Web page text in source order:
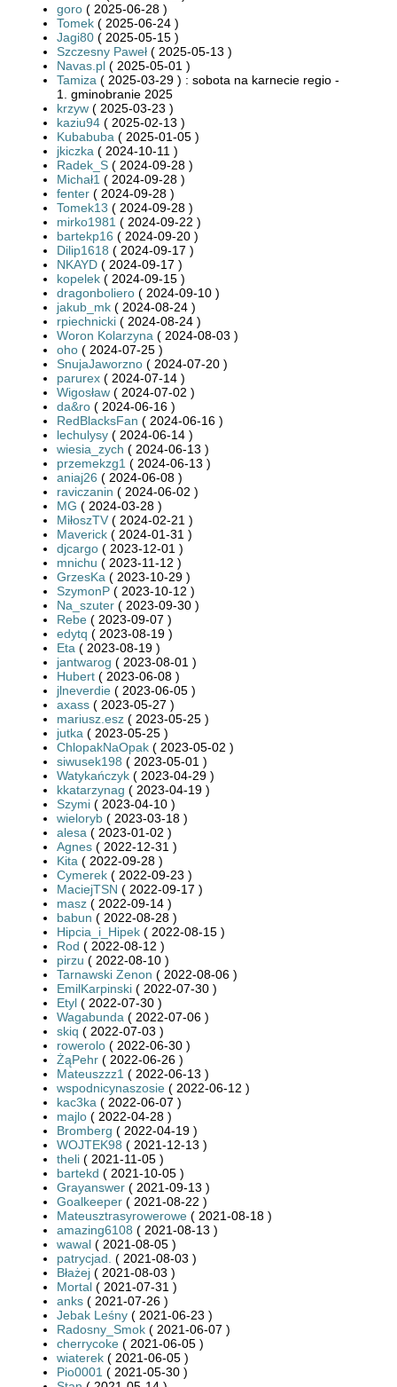
goro ( 2025-06-28 )
Tomek ( 2025-06-24 )
Jagi80 ( 2025-05-15 )
Szczesny Paweł ( 2025-05-13 )
Navas.pl ( 2025-05-01 )
Tamiza ( 2025-03-29 ) : sobota na karnecie regio -
1. gminobranie 2025
krzyw ( 2025-03-23 )
kaziu94 ( 2025-02-13 )
Kubabuba ( 2025-01-05 )
jkiczka ( 2024-10-11 )
Radek_S ( 2024-09-28 )
Michał1 ( 2024-09-28 )
fenter ( 2024-09-28 )
Tomek13 ( 2024-09-28 )
mirko1981 ( 2024-09-22 )
bartekp16 ( 2024-09-20 )
Dilip1618 ( 2024-09-17 )
NKAYD ( 2024-09-17 )
kopelek ( 2024-09-15 )
dragonboliero ( 2024-09-10 )
jakub_mk ( 2024-08-24 )
rpiechnicki ( 2024-08-24 )
Woron Kolarzyna ( 2024-08-03 )
oho ( 2024-07-25 )
SnujaJaworzno ( 2024-07-20 )
parurex ( 2024-07-14 )
Wigosław ( 2024-07-02 )
da&ro ( 2024-06-16 )
RedBlacksFan ( 2024-06-16 )
lechulysy ( 2024-06-14 )
wiesia_zych ( 2024-06-13 )
przemekzg1 ( 2024-06-13 )
aniaj26 ( 2024-06-08 )
raviczanin ( 2024-06-02 )
MG ( 2024-03-28 )
MiłoszTV ( 2024-02-21 )
Maverick ( 2024-01-31 )
djcargo ( 2023-12-01 )
mnichu ( 2023-11-12 )
GrzesKa ( 2023-10-29 )
SzymonP ( 2023-10-12 )
Na_szuter ( 2023-09-30 )
Rebe ( 2023-09-07 )
edytq ( 2023-08-19 )
Eta ( 2023-08-19 )
jantwarog ( 2023-08-01 )
Hubert ( 2023-06-08 )
jlneverdie ( 2023-06-05 )
axass ( 2023-05-27 )
mariusz.esz ( 2023-05-25 )
jutka ( 2023-05-25 )
ChlopakNaOpak ( 2023-05-02 )
siwusek198 ( 2023-05-01 )
Watykańczyk ( 2023-04-29 )
kkatarzynag ( 2023-04-19 )
Szymi ( 2023-04-10 )
wieloryb ( 2023-03-18 )
alesa ( 2023-01-02 )
Agnes ( 2022-12-31 )
Kita ( 2022-09-28 )
Cymerek ( 2022-09-23 )
MaciejTSN ( 2022-09-17 )
masz ( 2022-09-14 )
babun ( 2022-08-28 )
Hipcia_i_Hipek ( 2022-08-15 )
Rod ( 2022-08-12 )
pirzu ( 2022-08-10 )
Tarnawski Zenon ( 2022-08-06 )
EmilKarpinski ( 2022-07-30 )
Etyl ( 2022-07-30 )
Wagabunda ( 2022-07-06 )
skiq ( 2022-07-03 )
rowerolo ( 2022-06-30 )
ŻąPehr ( 2022-06-26 )
Mateuszzz1 ( 2022-06-13 )
wspodnicynaszosie ( 2022-06-12 )
kac3ka ( 2022-06-07 )
majlo ( 2022-04-28 )
Bromberg ( 2022-04-19 )
WOJTEK98 ( 2021-12-13 )
theli ( 2021-11-05 )
bartekd ( 2021-10-05 )
Grayanswer ( 2021-09-13 )
Goalkeeper ( 2021-08-22 )
Mateusztrasyrowerowe ( 2021-08-18 )
amazing6108 ( 2021-08-13 )
wawal ( 2021-08-05 )
patrycjad. ( 2021-08-03 )
Błażej ( 2021-08-03 )
Mortal ( 2021-07-31 )
anks ( 2021-07-26 )
Jebak Leśny ( 2021-06-23 )
Radosny_Smok ( 2021-06-07 )
cherrycoke ( 2021-06-05 )
wiaterek ( 2021-06-05 )
Pio0001 ( 2021-05-30 )